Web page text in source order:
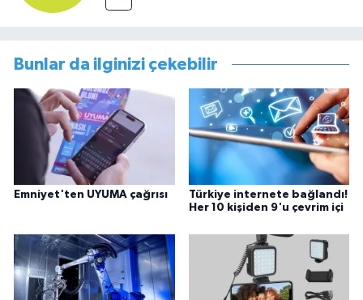
Bunlar da ilginizi çekebilir
Emniyet'ten UYUMA çağrısı
Türkiye internete bağlandı!
Her 10 kişiden 9'u çevrim içi